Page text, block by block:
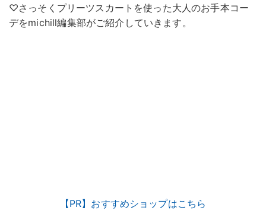
♡さっそくプリーツスカートを使った大人のお手本コー
デをmichill編集部がご紹介していきます。
【PR】おすすめショップはこちら